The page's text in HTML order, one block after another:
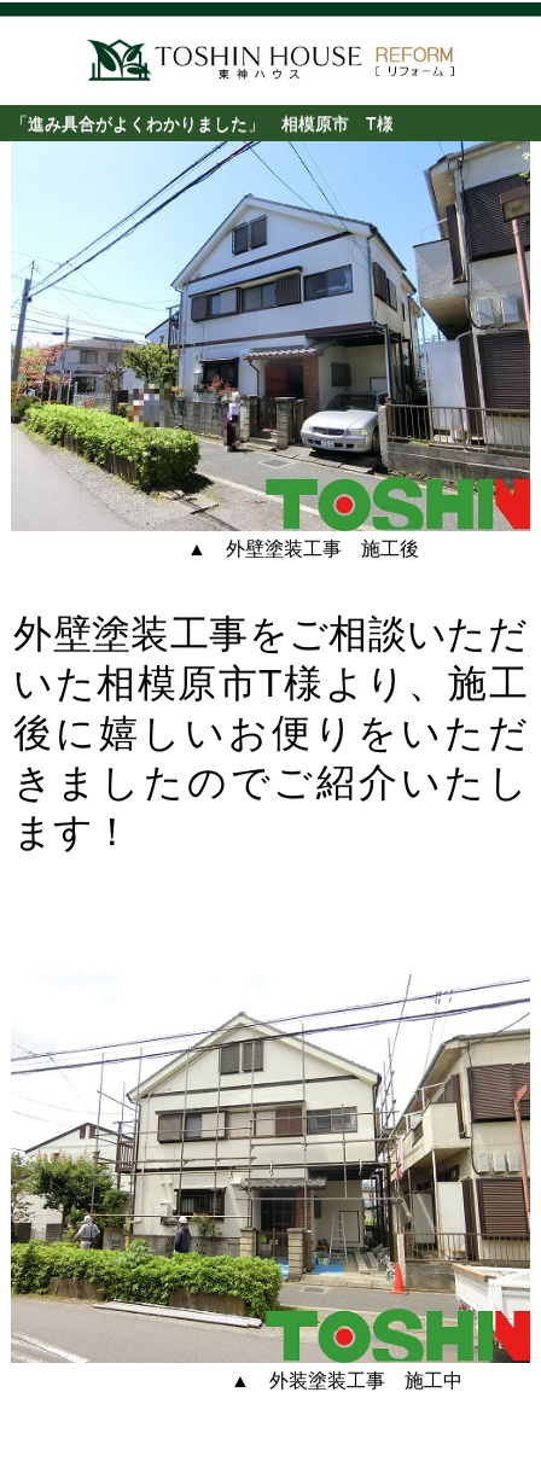
「進み具合がよくわかりました」 相模原市 T様
▲ 外壁塗装工事 施工後
外壁塗装工事をご相談いただ
いた相模原市T様より、施工
後に嬉しいお便りをいただ
きましたのでご紹介いたし
ます！
▲ 外装塗装工事 施工中